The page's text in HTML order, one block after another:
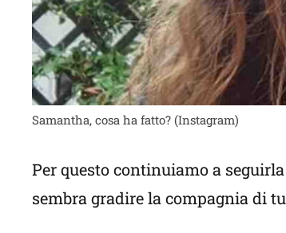
Samantha, cosa ha fatto? (Instagram)
Per questo continuiamo a
sembra gradire la compagnia di